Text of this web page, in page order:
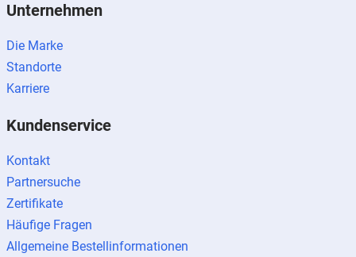
Unternehmen
Die Marke
Standorte
Karriere
Kundenservice
Kontakt
Partnersuche
Zertifikate
Häufige Fragen
Allgemeine Bestellinformationen